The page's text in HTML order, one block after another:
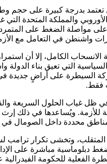
بدرجة كبيرة على حجم
الأوروبي والمملكة المتحدة
مواصلة الضغط على
واشنطن في التعامل مع
الانسحاب الكامل، إلا أن
التي تعيق بناء
فقط.
ظل غياب الحلول السريعة
مناطق محددة داخل الصومال في
المتقلب، وتخشى تكرار
دبلوماسية مباشرة على
الفعلية للحكومة